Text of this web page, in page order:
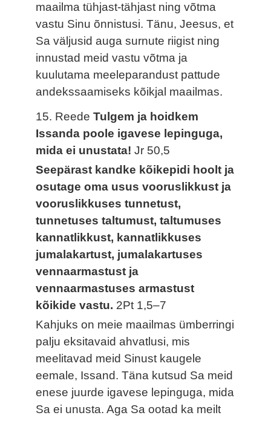
maailma tühjast-tähjast ning võtma
vastu Sinu õnnistusi. Tänu, Jeesus, et
Sa väljusid auga surnute riigist ning
innustad meid vastu võtma ja
kuulutama meeleparandust pattude
andekssaamiseks kõikjal maailmas.
15. ReedeTulgem ja hoidkem
Issanda poole igavese lepinguga,
mida ei unustata!Jr 50,5
Seepärast kandke kõikepidi hoolt ja
osutage oma usus vooruslikkust ja
vooruslikkuses tunnetust,
tunnetuses taltumust, taltumuses
kannatlikkust, kannatlikkuses
jumalakartust, jumalakartuses
vennaarmastust ja
vennaarmastuses armastust
kõikide vastu. 2Pt 1,5–7
Kahjuks on meie maailmas ümberringi
palju eksitavaid ahvatlusi, mis
meelitavad meid Sinust kaugele
eemale, Issand. Täna kutsud Sa meid
enese juurde igavese lepinguga, mida
Sa ei unusta. Aga Sa ootad ka meilt